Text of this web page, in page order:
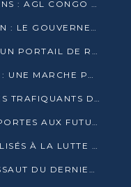
JOURNÉE MONDIALE DES OCÉANS : AGL CONGO MOBILISE SES COLLABORATEURS POUR LA PRÉSERVATION DE LA BIODIVERSITÉ MARINE
JOURNÉE DE L’ENFANT AFRICAIN : LE GOUVERNEMENT MOBILISÉ POUR L’HYGIÈNE DANS LES ORPHELINATS
LCDE DÉMENT L’OUVERTURE D’UN PORTAIL DE RECRUTEMENT ET APPELLE À LA VIGILANCE
TRAVERSÉE DU MAYOMBE 2026 : UNE MARCHE POUR SENSIBILISER ET DÉPISTER AU DIABÈTE
BRACONNAGE : DEUX PRÉSUMÉS TRAFIQUANTS D’HIPPOPOTAME ÉCROUÉS À BRAZZAVILLE
CONGO TERMINAL OUVRE SES PORTES AUX FUTURS INGÉNIEURS DE L’UCAC-ICAM
PLUS DE 700 SALARIÉS SENSIBILISÉS À LA LUTTE CONTRE LA TUBERCULOSE À CONGO TERMINAL
PLUS DE 149 000 ÉLÈVES À L’ASSAUT DU DERNIER CEPE